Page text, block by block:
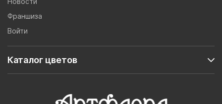
Франшиза
Войти
Каталог цветов